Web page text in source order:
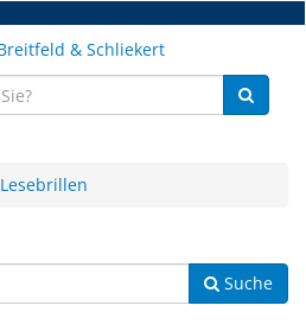
Lesebrillen
Suche